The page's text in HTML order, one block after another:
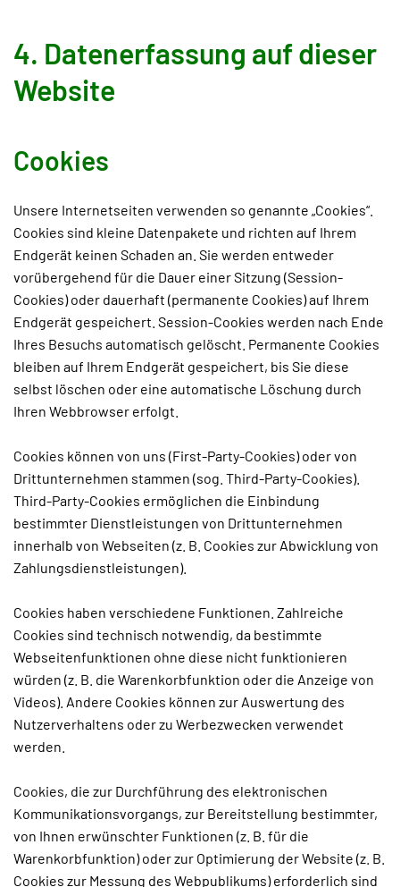
4. Datenerfassung auf dieser
Website
Cookies
Unsere Internetseiten verwenden so genannte „Cookies“.
Cookies sind kleine Datenpakete und richten auf Ihrem
Endgerät keinen Schaden an. Sie werden entweder
vorübergehend für die Dauer einer Sitzung (Session-
Cookies) oder dauerhaft (permanente Cookies) auf Ihrem
Endgerät gespeichert. Session-Cookies werden nach Ende
Ihres Besuchs automatisch gelöscht. Permanente Cookies
bleiben auf Ihrem Endgerät gespeichert, bis Sie diese
selbst löschen oder eine automatische Löschung durch
Ihren Webbrowser erfolgt.
Cookies können von uns (First-Party-Cookies) oder von
Drittunternehmen stammen (sog. Third-Party-Cookies).
Third-Party-Cookies ermöglichen die Einbindung
bestimmter Dienstleistungen von Drittunternehmen
innerhalb von Webseiten (z. B. Cookies zur Abwicklung von
Zahlungsdienstleistungen).
Cookies haben verschiedene Funktionen. Zahlreiche
Cookies sind technisch notwendig, da bestimmte
Webseitenfunktionen ohne diese nicht funktionieren
würden (z. B. die Warenkorbfunktion oder die Anzeige von
Videos). Andere Cookies können zur Auswertung des
Nutzerverhaltens oder zu Werbezwecken verwendet
werden.
Cookies, die zur Durchführung des elektronischen
Kommunikationsvorgangs, zur Bereitstellung bestimmter,
von Ihnen erwünschter Funktionen (z. B. für die
Warenkorbfunktion) oder zur Optimierung der Website (z. B.
Cookies zur Messung des Webpublikums) erforderlich sind